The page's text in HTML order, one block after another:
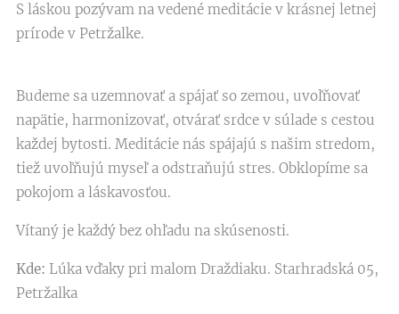
S láskou pozývam na vedené meditácie v krásnej letnej
prírode v Petržalke.
Budeme sa uzemnovať a spájať so zemou, uvoľňovať
napätie, harmonizovať, otvárať srdce v súlade s cestou
každej bytosti. Meditácie nás spájajú s našim stredom,
tiež uvoľňujú myseľ a odstraňujú stres. Obklopíme sa
pokojom a láskavosťou.
Vítaný je každý bez ohľadu na skúsenosti.
Kde: Lúka vďaky pri malom Draždiaku. Starhradská 05,
Petržalka